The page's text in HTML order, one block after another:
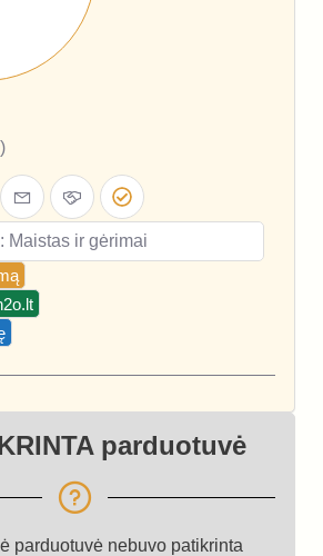
Maistas ir gėrimai
parduotuvė
parduotuvė nebuvo patikrinta